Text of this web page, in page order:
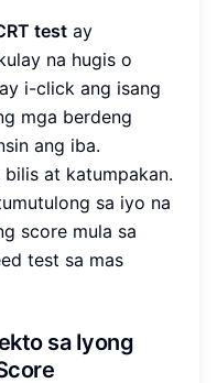
test ay
na hugis o
i-click ang isang
mga berdeng
ang iba.
at katumpakan.
sa iyo na
score mula sa
test sa mas
sa Iyong